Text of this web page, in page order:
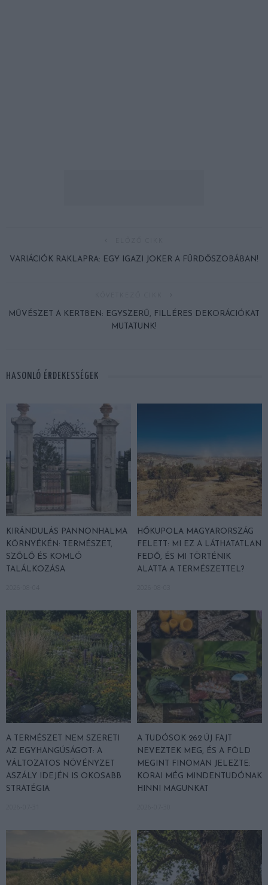
VARIÁCIÓK RAKLAPRA: EGY IGAZI JOKER A FÜRDŐSZOBÁBAN!
MŰVÉSZET A KERTBEN: EGYSZERŰ, FILLÉRES DEKORÁCIÓKAT
MUTATUNK!
HASONLÓ ÉRDEKESSÉGEK
KIRÁNDULÁS PANNONHALMA
KÖRNYÉKÉN: TERMÉSZET,
SZŐLŐ ÉS KOMLÓ
TALÁLKOZÁSA
HŐKUPOLA MAGYARORSZÁG
FELETT: MI EZ A LÁTHATATLAN
FEDŐ, ÉS MI TÖRTÉNIK
ALATTA A TERMÉSZETTEL?
A TERMÉSZET NEM SZERETI
AZ EGYHANGÚSÁGOT: A
VÁLTOZATOS NÖVÉNYZET
ASZÁLY IDEJÉN IS OKOSABB
STRATÉGIA
A TUDÓSOK 262 ÚJ FAJT
NEVEZTEK MEG, ÉS A FÖLD
MEGINT FINOMAN JELEZTE:
KORAI MÉG MINDENTUDÓNAK
HINNI MAGUNKAT